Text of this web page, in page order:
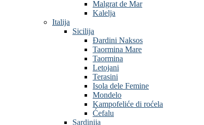
Malgrat de Mar
Kalelja
Italija
Sicilija
Đardini Naksos
Taormina Mare
Taormina
Letojani
Terasini
Isola dele Femine
Mondelo
Kampofeliće di roćela
Ćefalu
Sardinija